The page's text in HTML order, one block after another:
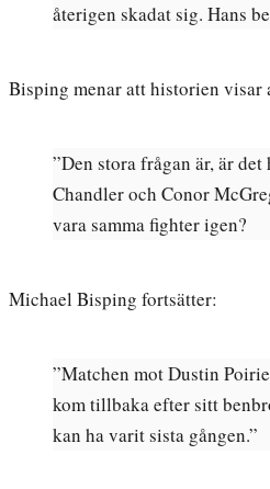
återigen skadat sig. Hans
Bisping menar att historien visar
”Den stora frågan är, är
Chandler och Conor
vara samma fighter igen?
Michael Bisping fortsätter:
”Matchen mot Dustin
kom tillbaka efter sitt
kan ha varit sista gången.”